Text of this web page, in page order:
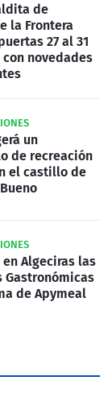
de
la Frontera
27 al 31
novedades
un
de recreación
el castillo de
en Algeciras las
Gastronómicas
de Apymeal